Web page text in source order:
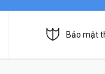
Bảo mật